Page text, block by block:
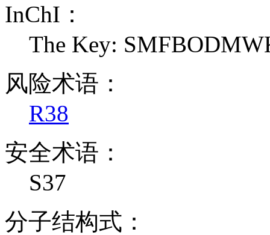
InChI：
The Key:
风险术语：
R38
安全术语：
S37
分子结构式：